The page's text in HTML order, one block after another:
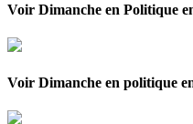
Voir Dimanche en Politique
Voir Dimanche en politique